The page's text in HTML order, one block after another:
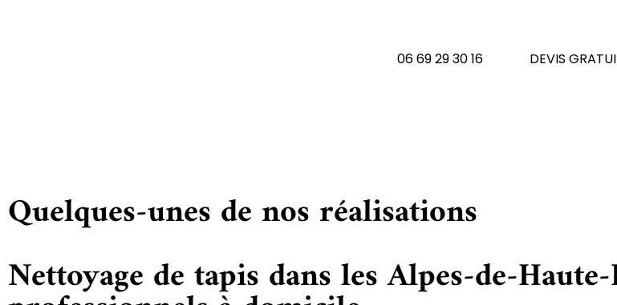
06 69 29 30 16 DEVIS
Quelques-unes de nos réalisations
Nettoyage de tapis dans les Alpes-de-